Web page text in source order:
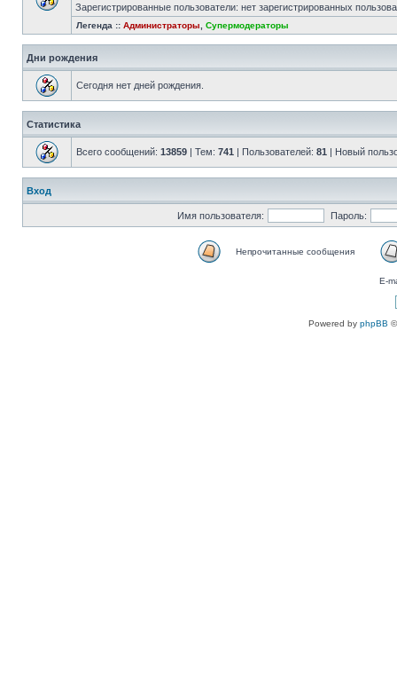
Зарегистрированные пользователи: нет зарегистрированных
Легенда :: Администраторы Супермодераторы
Дни рождения
Сегодня нет дней рождения.
Статистика
Всего сообщений: 13859 | Тем: 741 | Пользователей: 81 | Новый
Вход
Имя пользователя: Пароль:
Непрочитанные сообщения
E-
Powered by phpBB